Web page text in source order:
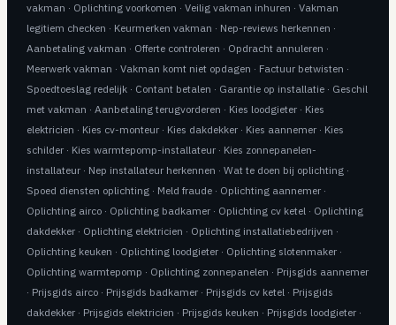
vakman · Oplichting voorkomen · Veilig vakman inhuren · Vakman
legitiem checken · Keurmerken vakman · Nep-reviews herkennen ·
Aanbetaling vakman · Offerte controleren · Opdracht annuleren ·
Meerwerk vakman · Vakman komt niet opdagen · Factuur betwisten ·
Spoedtoeslag redelijk· Contant betalen · Garantie op installatie· Geschil
met vakman · Aanbetaling terugvorderen · Kies loodgieter· Kies
elektricien · Kies cv-monteur· Kies dakdekker· Kies aannemer· Kies
schilder· Kies warmtepomp-installateur· Kies zonnepanelen-
installateur· Nep installateur herkennen · Wat te doen bij oplichting·
Spoed diensten oplichting· Meld fraude· Oplichting aannemer·
Oplichting airco· Oplichting badkamer· Oplichting cv ketel· Oplichting
dakdekker· Oplichting elektricien · Oplichting installatiebedrijven ·
Oplichting keuken · Oplichting loodgieter· Oplichting slotenmaker·
Oplichting warmtepomp · Oplichting zonnepanelen · Prijsgids aannemer
· Prijsgids airco· Prijsgids badkamer· Prijsgids cv ketel· Prijsgids
dakdekker· Prijsgids elektricien · Prijsgids keuken · Prijsgids loodgieter·